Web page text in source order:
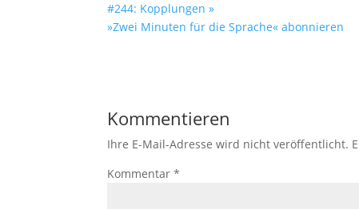
#244: Kopplungen »
»Zwei Minuten für die Sprache« abonnieren
Kommentieren
Ihre E-Mail-Adresse wird nicht veröffentlicht.
Kommentar*